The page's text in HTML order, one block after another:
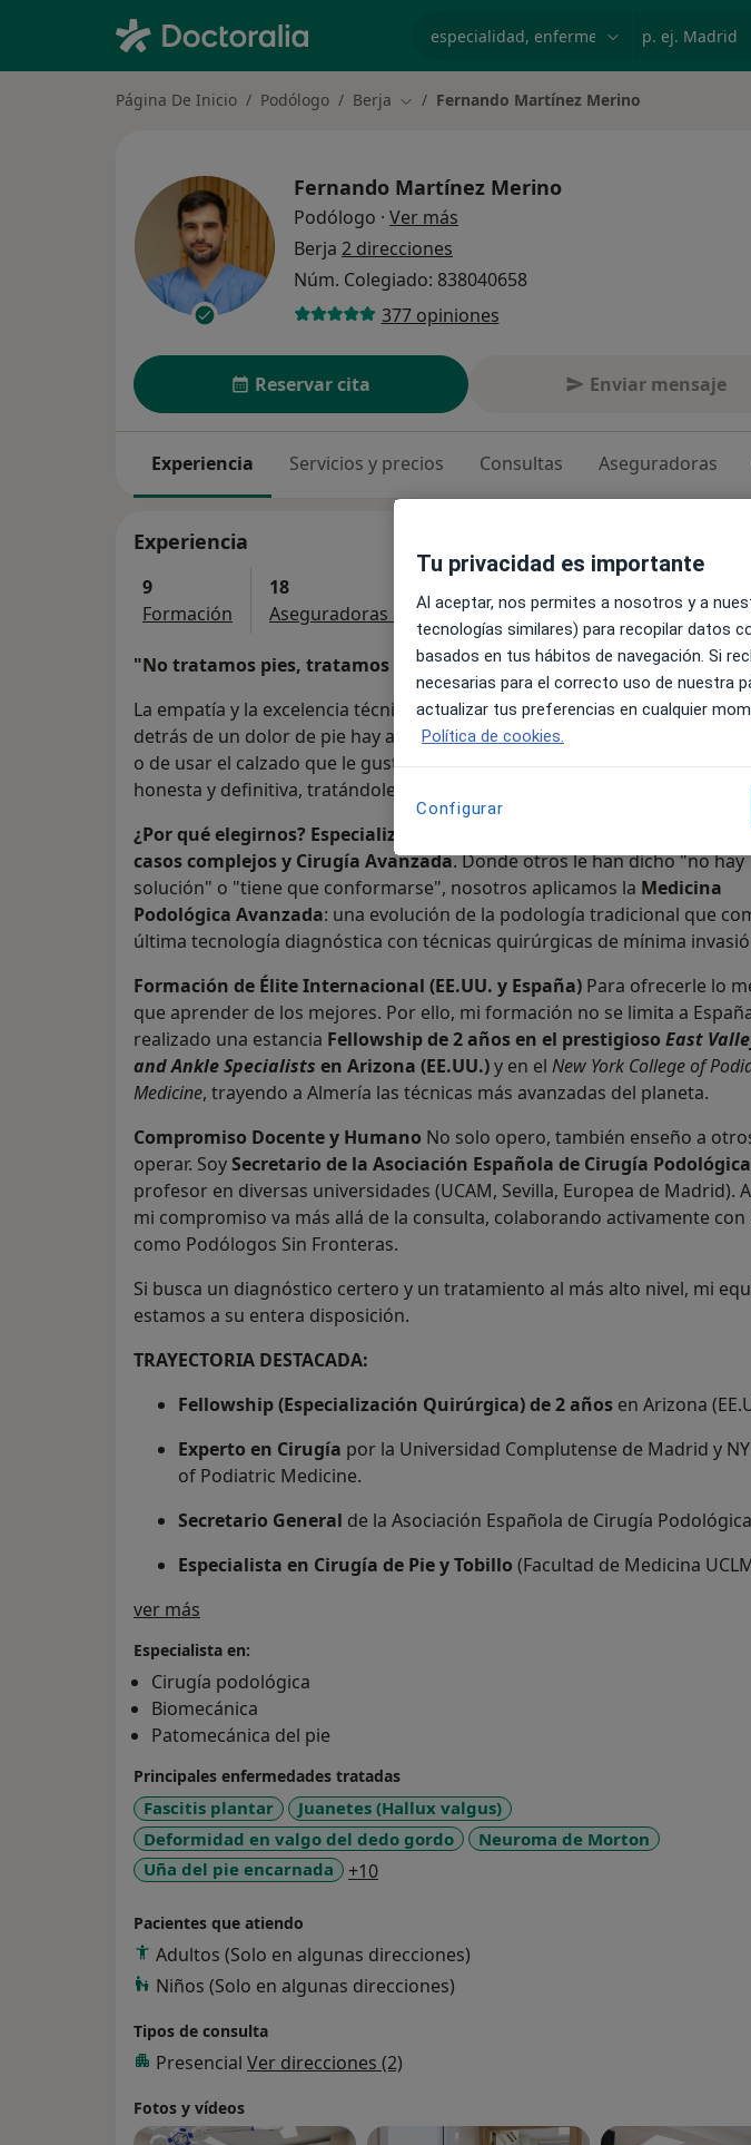
Página De Inicio Podólogo Berja Cambiar de ciudad
Fernando Martínez Merino
Fernando Martínez Merino
Podólogo · Ver más
Berja 2 direcciones
Núm. Colegiado: 838040658
377 opiniones
Reservar cita Enviar mensaje
Experiencia Servicios y precios Consultas Aseguradoras
Experiencia
9
Formación
18
Aseguradoras aceptadas
"No tratamos pies, tratamos a personas que quieren recuperar su
La empatía y la excelencia técnica son los pilares de mi consulta.
detrás de un dolor de pie hay alguien que ha dejado de caminar, de hacer
o de usar el calzado que le gusta. Mi objetivo es ofrecerle una solución
honesta y definitiva, tratándole tal y como me gustaría que me trataran
¿Por qué elegirnos? Especialización y Vanguardia
Nos hemos
casos complejos y Cirugía Avanzada. Donde otros le han dicho "no hay
solución" o "tiene que conformarse", nosotros aplicamos la Medicina
Podológica Avanzada: una evolución de la podología tradicional que
última tecnología diagnóstica con técnicas quirúrgicas de mínima
Formación de Élite Internacional (EE.UU. y España) Para ofrecerle lo
que aprender de los mejores. Por ello, mi formación no se limita a
realizado una estancia Fellowship de 2 años en el prestigioso East
and Ankle Specialists en Arizona (EE.UU.)y en el New York College of
Medicine, trayendo a Almería las técnicas más avanzadas del planeta.
Compromiso Docente y Humano No solo opero, también enseño a
operar. SoySecretario de la Asociación Española de Cirugía Podológica
profesor en diversas universidades (UCAM, Sevilla, Europea de Madrid).
mi compromiso va más allá de la consulta, colaborando activamente con
como Podólogos Sin Fronteras.
Si busca un diagnóstico certero y un tratamiento al más alto nivel, mi
estamos a su entera disposición.
TRAYECTORIA DESTACADA:
Fellowship (Especialización Quirúrgica) de 2 años en Arizona
Experto en Cirugía por la Universidad Complutense de Madrid y
of Podiatric Medicine.
Secretario General de la Asociación Española de Cirugía Podológica
Especialista en Cirugía de Pie y Tobillo (Facultad de Medicina
Profesor Universitario
Cooperante Internacional
(Canal Sur).
ver más
Especialista en:
Cirugía podológica
Biomecánica
Patomecánica del pie
Principales enfermedades tratadas
Fascitis plantar
Juanetes (Hallux valgus)
Deformidad en valgo del dedo gordo
Neuroma de Morton
Uña del pie encarnada
+10a11y_sr_more_diseases
Pacientes que atiendo
Adultos (Solo en algunas direcciones)
Niños (Solo en algunas direcciones)
Tipos de consulta
Presencial Ver direcciones (2)
Fotos y vídeos
Tu privacidad es importante
Al aceptar, nos permites a nosotros y a
tecnologías similares) para recopilar datos
basados en tus hábitos de navegación. Si
necesarias para el correcto uso de nuestra
actualizar tus preferencias en cualquier
Política de cookies.
Configurar